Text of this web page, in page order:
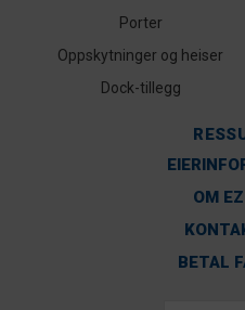
Porter
Oppskytninger og heiser
Dock-tillegg
OM
BETAL